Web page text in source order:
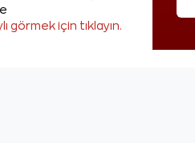
görmek için tıklayın.